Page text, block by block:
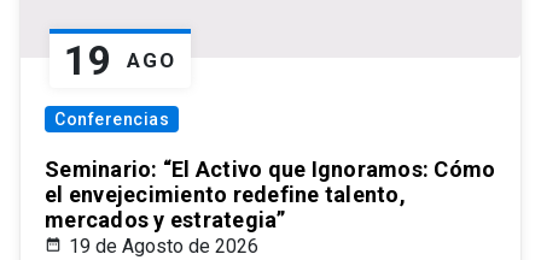
19 AGO
Conferencias
Seminario: “El Activo que Ignoramos: Cómo
el envejecimiento redefine talento,
mercados y estrategia”
19 de Agosto de 2026